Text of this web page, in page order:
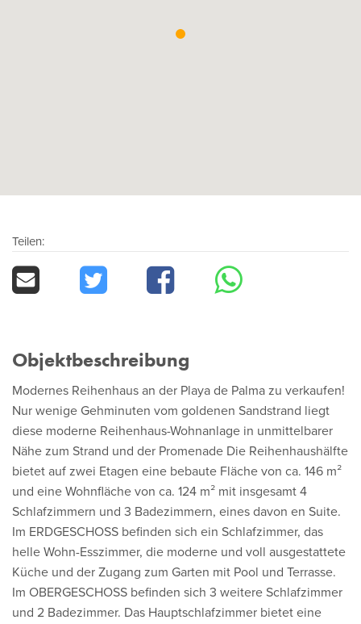
Teilen:
Objektbeschreibung
Modernes Reihenhaus an der Playa de Palma zu verkaufen!
Nur wenige Gehminuten vom goldenen Sandstrand liegt
diese moderne Reihenhaus-Wohnanlage in unmittelbarer
Nähe zum Strand und der Promenade Die Reihenhaushälfte
bietet auf zwei Etagen eine bebaute Fläche von ca. 146 m²
und eine Wohnfläche von ca. 124 m² mit insgesamt 4
Schlafzimmern und 3 Badezimmern, eines davon en Suite.
Im ERDGESCHOSS befinden sich ein Schlafzimmer, das
helle Wohn-Esszimmer, die moderne und voll ausgestattete
Küche und der Zugang zum Garten mit Pool und Terrasse.
Im OBERGESCHOSS befinden sich 3 weitere Schlafzimmer
und 2 Badezimmer. Das Hauptschlafzimmer bietet eine